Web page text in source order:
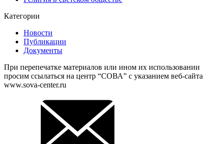
Категории
Новости
Публикации
Документы
При перепечатке материалов или ином их использовании
просим ссылаться на центр “СОВА” с указанием веб-сайта
www.sova-center.ru